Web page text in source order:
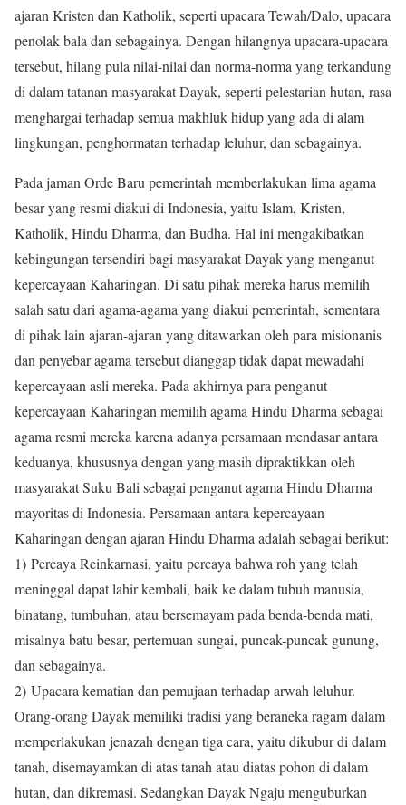
ajaran Kristen dan Katholik, seperti upacara Tewah/Dalo, upacara
penolak bala dan sebagainya. Dengan hilangnya upacara-upacara
tersebut, hilang pula nilai-nilai dan norma-norma yang terkandung
di dalam tatanan masyarakat Dayak, seperti pelestarian hutan, rasa
menghargai terhadap semua makhluk hidup yang ada di alam
lingkungan, penghormatan terhadap leluhur, dan sebagainya.
Pada jaman Orde Baru pemerintah memberlakukan lima agama
besar yang resmi diakui di Indonesia, yaitu Islam, Kristen,
Katholik, Hindu Dharma, dan Budha. Hal ini mengakibatkan
kebingungan tersendiri bagi masyarakat Dayak yang menganut
kepercayaan Kaharingan. Di satu pihak mereka harus memilih
salah satu dari agama-agama yang diakui pemerintah, sementara
di pihak lain ajaran-ajaran yang ditawarkan oleh para misionanis
dan penyebar agama tersebut dianggap tidak dapat mewadahi
kepercayaan asli mereka. Pada akhirnya para penganut
kepercayaan Kaharingan memilih agama Hindu Dharma sebagai
agama resmi mereka karena adanya persamaan mendasar antara
keduanya, khususnya dengan yang masih dipraktikkan oleh
masyarakat Suku Bali sebagai penganut agama Hindu Dharma
mayoritas di Indonesia. Persamaan antara kepercayaan
Kaharingan dengan ajaran Hindu Dharma adalah sebagai berikut:
1) Percaya Reinkarnasi, yaitu percaya bahwa roh yang telah
meninggal dapat lahir kembali, baik ke dalam tubuh manusia,
binatang, tumbuhan, atau bersemayam pada benda-benda mati,
misalnya batu besar, pertemuan sungai, puncak-puncak gunung,
dan sebagainya.
2) Upacara kematian dan pemujaan terhadap arwah leluhur.
Orang-orang Dayak memiliki tradisi yang beraneka ragam dalam
memperlakukan jenazah dengan tiga cara, yaitu dikubur di dalam
tanah, disemayamkan di atas tanah atau diatas pohon di dalam
hutan, dan dikremasi. Sedangkan Dayak Ngaju menguburkan